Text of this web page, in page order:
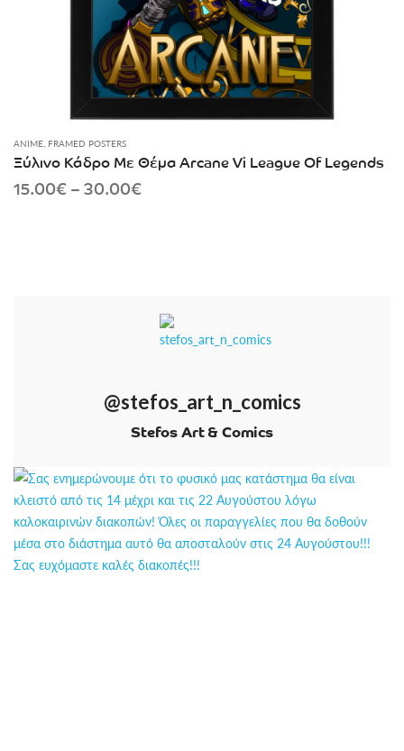
ANIME, FRAMED POSTERS
Ξύλινο Κάδρο Με Θέμα Arcane Vi League Of Legends
15.00€–30.00€Price
@stefos_art_n_comics
Stefos Art & Comics